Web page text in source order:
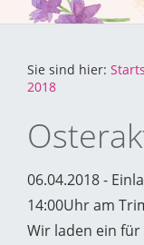
Sie sind hier:
2018
06.04.2018 -
14:00Uhr am
Wir laden ein